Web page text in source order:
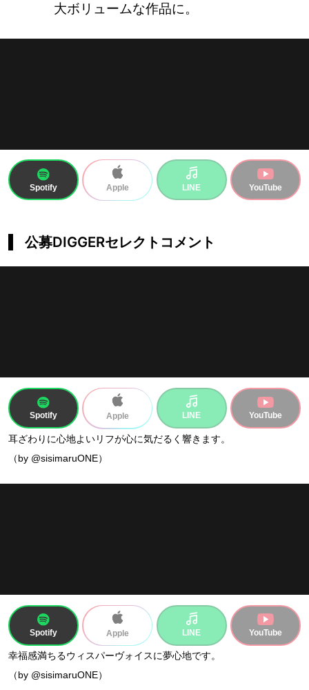
大ボリュームな作品に。
Spotify Apple LINE YouTube
公募DIGGERセレクトコメント
Spotify Apple LINE YouTube
耳ざわりに心地よいリフが心に気だるく響きます。
（by @sisimaruONE）
Spotify Apple LINE YouTube
幸福感満ちるウィスパーヴォイスに夢心地です。
（by @sisimaruONE）